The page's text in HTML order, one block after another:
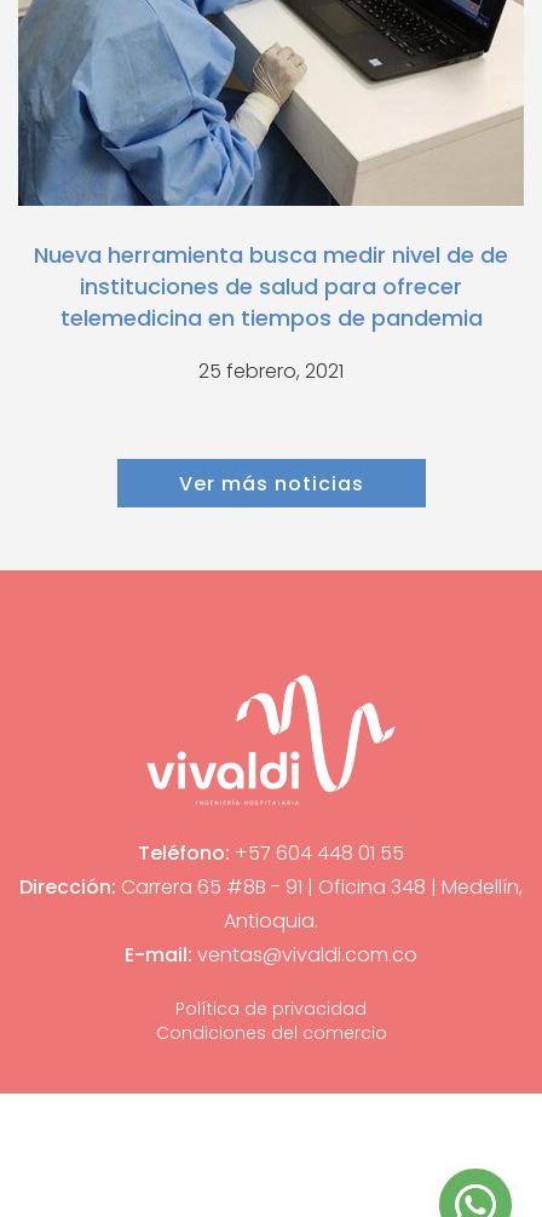
Nueva herramienta busca medir nivel de de
instituciones de salud para ofrecer
telemedicina en tiempos de pandemia
25 febrero, 2021
Ver más noticias
Teléfono: +57 604 448 01 55
Dirección: Carrera 65 #8B - 91 | Oficina 348 | Medellín,
Antioquia.
E-mail: ventas@vivaldi.com.co
Política de privacidad
Condiciones del comercio